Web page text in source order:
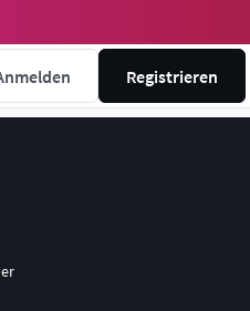
Registrieren